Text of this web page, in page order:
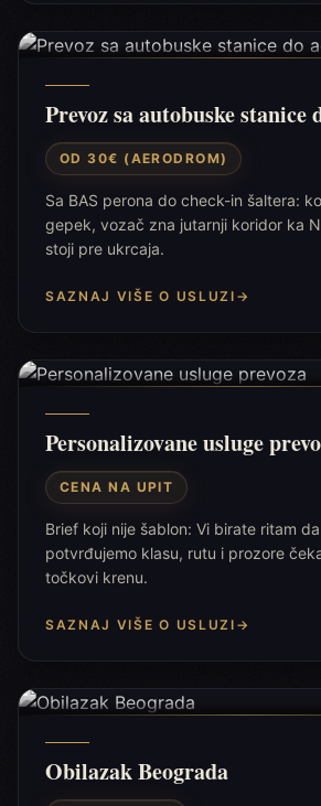
Prevoz sa autobuske stanice
OD 30€ (AERODROM)
Sa BAS perona do check-in šaltera:
gepek, vozač zna jutarnji koridor ka
stoji pre ukrcaja.
SAZNAJ VIŠE O USLUZI →
Personalizovane usluge
CENA NA UPIT
Brief koji nije šablon: Vi birate ritam
potvrđujemo klasu, rutu i prozore
točkovi krenu.
SAZNAJ VIŠE O USLUZI →
Obilazak Beograda